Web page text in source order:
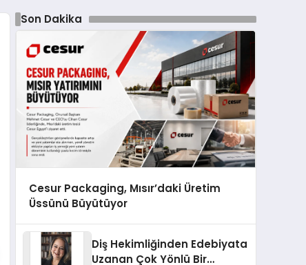
Son Dakika
Cesur Packaging, Mısır’daki Üretim
Üssünü Büyütüyor
Diş Hekimliğinden Edebiyata
Uzanan Çok Yönlü Bir